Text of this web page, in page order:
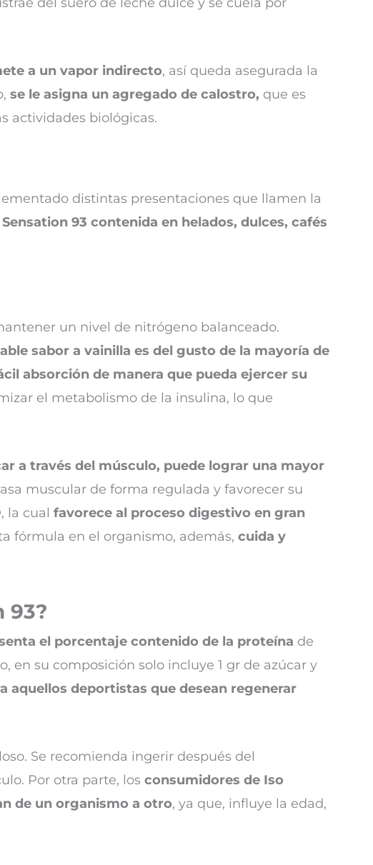
a un vapor indirecto, así queda asegurada la
se le asigna un agregado de calostro, que es
actividades biológicas.
distintas presentaciones que llamen la
93 contenida en helados, dulces, cafés
un nivel de nitrógeno balanceado.
sabor a vainilla es del gusto de la mayoría de
absorción de manera que pueda ejercer su
el metabolismo de la insulina, lo que
a través del músculo, puede lograr una mayor
muscular de forma regulada y favorecer su
la cual favorece al proceso digestivo en gran
fórmula en el organismo, además, cuida y
93?
el porcentaje contenido de la proteína de
en su composición solo incluye 1 gr de azúcar y
aquellos deportistas que desean regenerar
Se recomienda ingerir después del
Por otra parte, los consumidores de Iso
de un organismo a otro, ya que, influye la edad,